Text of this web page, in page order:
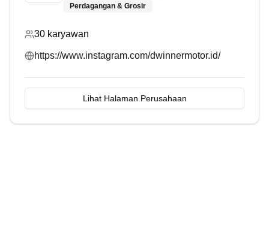
Perdagangan & Grosir
30 karyawan
https://www.instagram.com/dwinnermotor.id/
Lihat Halaman Perusahaan